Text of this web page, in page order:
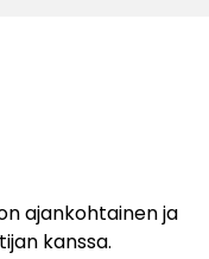
ajankohtainen ja
kanssa.